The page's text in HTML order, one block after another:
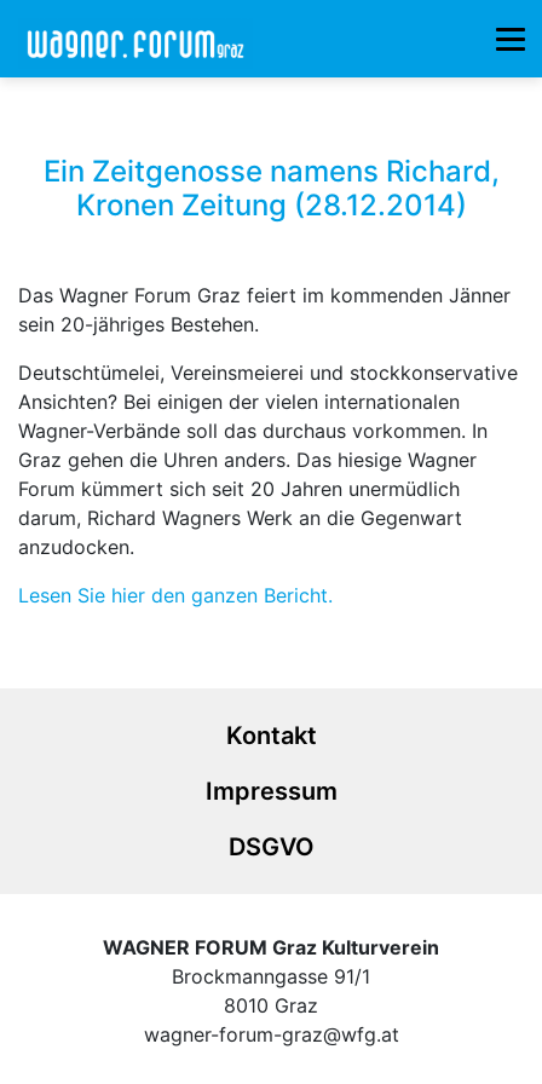
Ein Zeitgenosse namens Richard,
Kronen Zeitung (28.12.2014)
Das Wagner Forum Graz feiert im kommenden Jänner
sein 20-jähriges Bestehen.
Deutschtümelei, Vereinsmeierei und stockkonservative
Ansichten? Bei einigen der vielen internationalen
Wagner-Verbände soll das durchaus vorkommen. In
Graz gehen die Uhren anders. Das hiesige Wagner
Forum kümmert sich seit 20 Jahren unermüdlich
darum, Richard Wagners Werk an die Gegenwart
anzudocken.
Lesen Sie hier den ganzen Bericht.
Kontakt
Impressum
DSGVO
WAGNER FORUM Graz Kulturverein
Brockmanngasse 91/1
8010 Graz
wagner-forum-graz@wfg.at